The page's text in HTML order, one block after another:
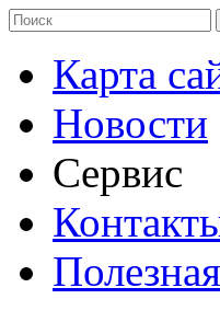
Карта
Новости
Сервис